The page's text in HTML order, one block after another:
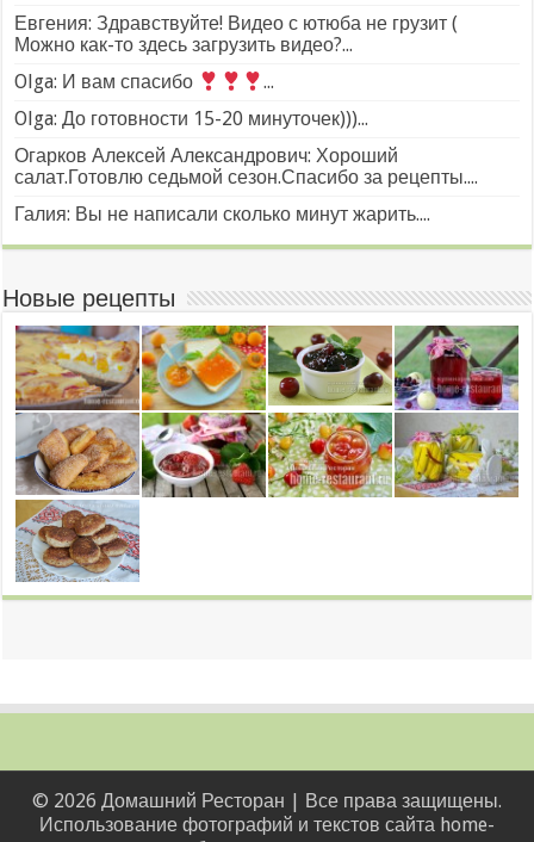
Евгения: Здравствуйте! Видео с ютюба не грузит (
Можно как-то здесь загрузить видео?...
Olga: И вам спасибо
...
Olga: До готовности 15-20 минуточек)))...
Огарков Алексей Александрович: Хороший
салат.Готовлю седьмой сезон.Спасибо за рецепты....
Галия: Вы не написали сколько минут жарить....
Новые рецепты
© 2026 Домашний Ресторан | Все права защищены.
Использование фотографий и текстов сайта home-